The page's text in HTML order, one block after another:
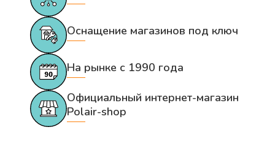
Оснащение магазинов под ключ
На рынке с 1990 года
Официальный интернет-магазин
Polair-shop